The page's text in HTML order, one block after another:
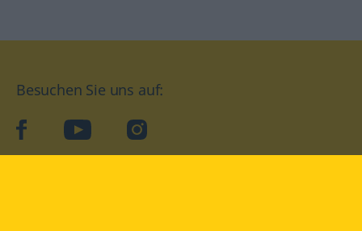
Besuchen Sie uns auf:
facebookYouTube Instagram